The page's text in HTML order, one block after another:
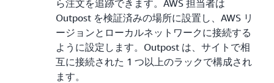
ら注文を追跡できます。AWS 担当者は
Outpost を検証済みの場所に設置し、AWS リ
ージョンとローカルネットワークに接続する
ように設定します。Outpost は、サイトで相
互に接続された 1 つ以上のラックで構成され
ます。